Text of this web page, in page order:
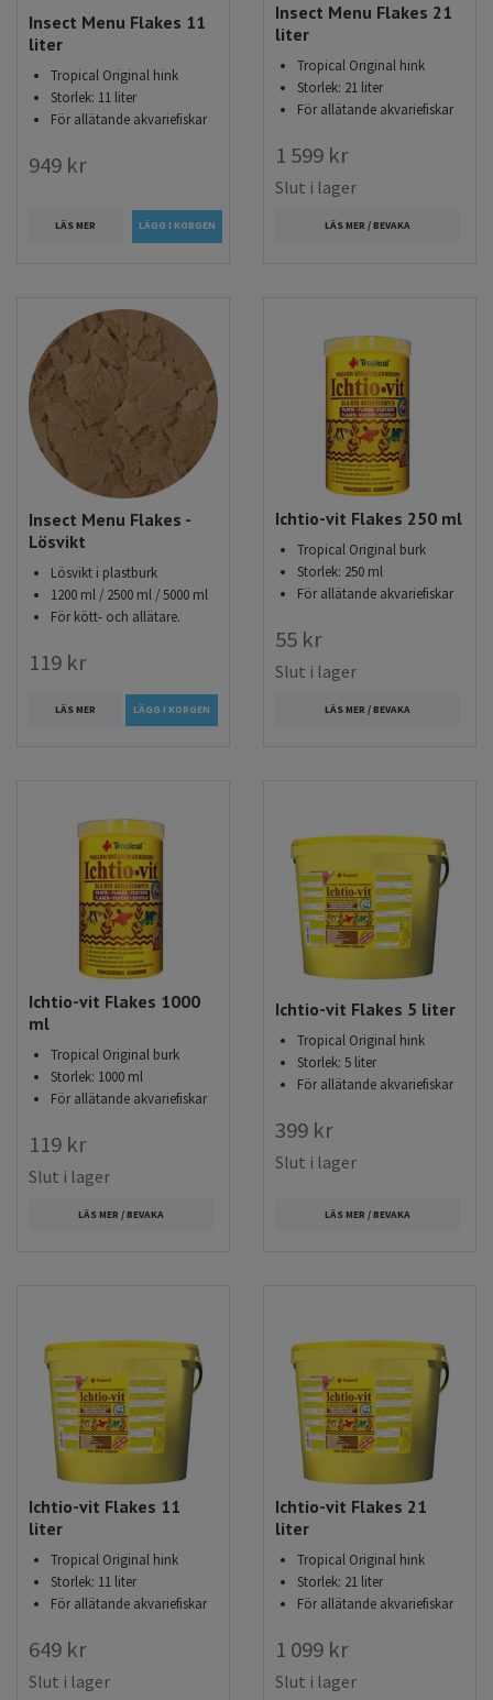
Insect Menu Flakes 11
liter
Tropical Original hink
Storlek: 11 liter
För allätande akvariefiskar
949 kr
LÄS MER
Insect Menu Flakes 21
liter
Tropical Original hink
Storlek: 21 liter
För allätande akvariefiskar
1 599 kr
Slut i lager
LÄS MER / BEVAKA
Insect Menu Flakes -
Lösvikt
Lösvikt i plastburk
1200 ml / 2500 ml / 5000 ml
För kött- och allätare.
119 kr
LÄS MER LÄGG I KORGEN
Ichtio-vit Flakes 250 ml
Tropical Original burk
Storlek: 250 ml
För allätande akvariefiskar
55 kr
Slut i lager
LÄS MER / BEVAKA
Ichtio-vit Flakes 1000
ml
Tropical Original burk
Storlek: 1000 ml
För allätande akvariefiskar
119 kr
Slut i lager
LÄS MER / BEVAKA
Ichtio-vit Flakes 5 liter
Tropical Original hink
Storlek: 5 liter
För allätande akvariefiskar
399 kr
Slut i lager
LÄS MER / BEVAKA
Ichtio-vit Flakes 11
liter
Tropical Original hink
Storlek: 11 liter
För allätande akvariefiskar
649 kr
Slut i lager
Ichtio-vit Flakes 21
liter
Tropical Original hink
Storlek: 21 liter
För allätande akvariefiskar
1 099 kr
Slut i lager